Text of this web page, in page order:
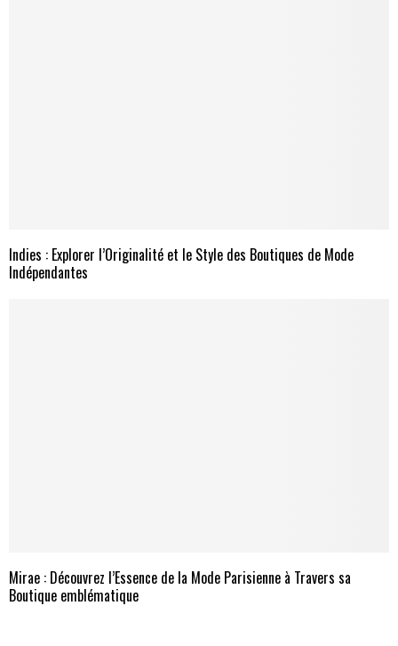
Indies : Explorer l’Originalité et le Style des Boutiques de Mode
Indépendantes
Mirae : Découvrez l’Essence de la Mode Parisienne à Travers sa
Boutique emblématique